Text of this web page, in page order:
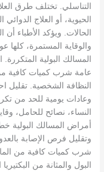
التناسلي. تختلف طرق
الحيوية، أو العلاج
الحالات. ويؤكد الأطباء
والوقاية المستمرة،
المسالك البولية
عامة شرب كميات كافية من
النظافة الشخصية. تقليل
وعادات يومية للحد من
النساء، نصائح للحامل،
أمراض المسالك البولية
وتقليل فرص الإصابة
شرب كميات كافية من
البول والمثانة من